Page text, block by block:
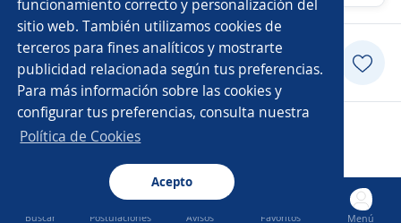
Buscar Postulaciones Avisos Favoritos Menú
Postularme
Copyright 2014 - 2026 DGNET LTD.
Aviso legal
funcionamiento correcto y personalización del
sitio web. También utilizamos cookies de
terceros para fines analíticos y mostrarte
publicidad relacionada según tus preferencias.
Para más información sobre las cookies y
configurar tus preferencias, consulta nuestra
Política de Cookies
Acepto